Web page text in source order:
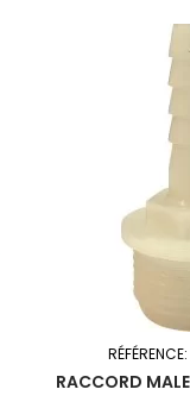
RÉFÉRENCE:
RACCORD